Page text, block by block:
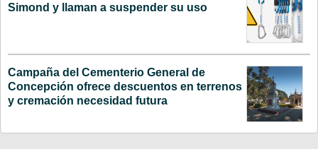
Simond y llaman a suspender su uso
Campaña del Cementerio General de
Concepción ofrece descuentos en terrenos
y cremación necesidad futura